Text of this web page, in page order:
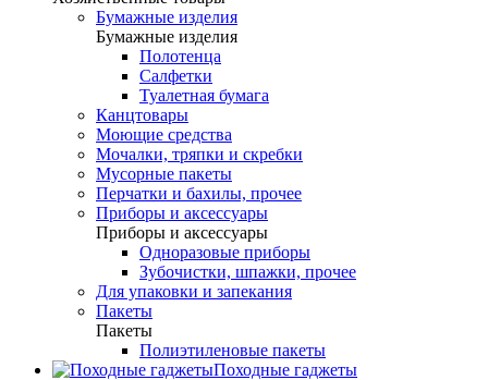
Бумажные изделия
Бумажные изделия
Полотенца
Салфетки
Туалетная бумага
Канцтовары
Моющие средства
Мочалки, тряпки и скребки
Мусорные пакеты
Перчатки и бахилы, прочее
Приборы и аксессуары
Приборы и аксессуары
Одноразовые приборы
Зубочистки, шпажки, прочее
Для упаковки и запекания
Пакеты
Пакеты
Полиэтиленовые пакеты
Походные гаджеты